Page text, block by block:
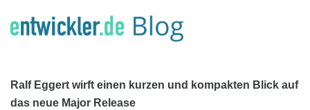
Ralf Eggert wirft einen kurzen und kompakten Blick auf
das neue Major Release